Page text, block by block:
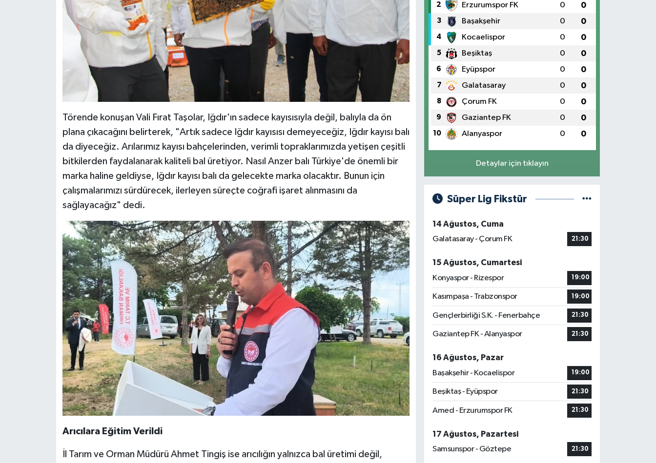
Törende konuşan Vali Fırat Taşolar, Iğdır'ın sadece kayısısıyla değil, balıyla da ön
plana çıkacağını belirterek, "Artık sadece Iğdır kayısısı demeyeceğiz, Iğdır kayısı balı
da diyeceğiz. Arılarımız kayısı bahçelerinden, verimli topraklarımızda yetişen çeşitli
bitkilerden faydalanarak kaliteli bal üretiyor. Nasıl Anzer balı Türkiye'de önemli bir
marka haline geldiyse, Iğdır kayısı balı da gelecekte marka olacaktır. Bunun için
çalışmalarımızı sürdürecek, ilerleyen süreçte coğrafi işaret alınmasını da
sağlayacağız" dedi.
Arıcılara Eğitim Verildi
İl Tarım ve Orman Müdürü Ahmet Tingiş ise arıcılığın yalnızca bal üretimi değil,
2 Erzurumspor FK 0 0
3 Başakşehir 0 0
4 Kocaelispor 0 0
5 Beşiktaş 0 0
6 Eyüpspor 0 0
7 Galatasaray 0 0
8 Çorum FK 0 0
9 Gaziantep FK 0 0
10 Alanyaspor 0 0
Detaylar için tıklayın
Süper Lig Fikstür
14 Ağustos, Cuma
Galatasaray - Çorum FK
21:30
15 Ağustos, Cumartesi
Konyaspor - Rizespor
19:00
Kasımpaşa - Trabzonspor 19:00
Gençlerbirliği S.K. - Fenerbahçe 21:30
Gaziantep FK - Alanyaspor 21:30
16 Ağustos, Pazar
Başakşehir - Kocaelispor
19:00
Beşiktaş - Eyüpspor 21:30
Amed - Erzurumspor FK 21:30
17 Ağustos, Pazartesi
Samsunspor - Göztepe
21:30